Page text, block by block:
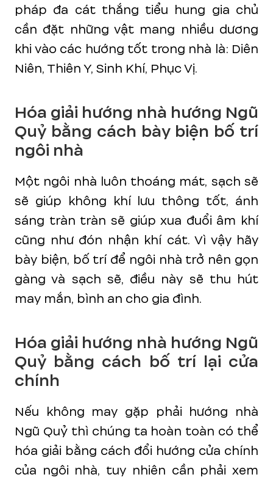
pháp đa cát thắng tiểu hung gia chủ
cần đặt những vật mang nhiều dương
khi vào các hướng tốt trong nhà là: Diên
Niên, Thiên Y, Sinh Khí, Phục Vị.
Hóa giải hướng nhà hướng Ngũ
Quỷ bằng cách bày biện bố trí
ngôi nhà
Một ngôi nhà luôn thoáng mát, sạch sẽ
sẽ giúp không khí lưu thông tốt, ánh
sáng tràn tràn sẽ giúp xua đuổi âm khí
cũng như đón nhận khí cát. Vì vậy hãy
bày biện, bố trí để ngôi nhà trở nên gọn
gàng và sạch sẽ, điều này sẽ thu hút
may mắn, bình an cho gia đình.
Hóa giải hướng nhà hướng Ngũ
Quỷ bằng cách bố trí lại cửa
chính
Nếu không may gặp phải hướng nhà
Ngũ Quỷ thì chúng ta hoàn toàn có thể
hóa giải bằng cách đổi hướng cửa chính
của ngôi nhà, tuy nhiên cần phải xem